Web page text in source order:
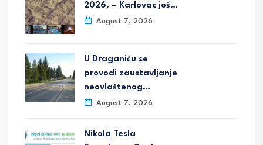
2026. – Karlovac još…
August 7, 2026
U Draganiću se
provodi zaustavljanje
neovlaštenog…
August 7, 2026
Nikola Tesla